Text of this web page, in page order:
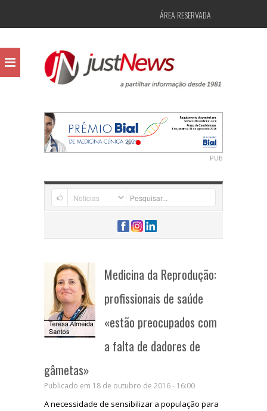
ÁREA RESERVADA
PUB
Medicina da Reprodução:
profissionais de saúde
«estão preocupados com
a falta de dadores de
gâmetas»
Publicado em 18 de outubro de 2016 - 16:00
A necessidade de sensibilizar a população para